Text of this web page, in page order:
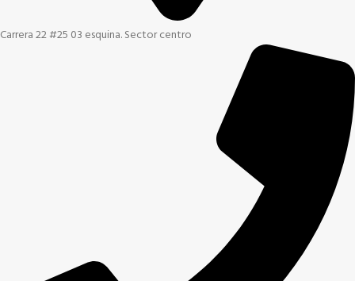
Carrera 22 #25 03 esquina. Sector centro